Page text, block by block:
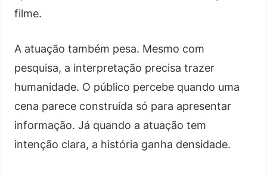
filme.
A atuação também pesa. Mesmo com
pesquisa, a interpretação precisa trazer
humanidade. O público percebe quando uma
cena parece construída só para apresentar
informação. Já quando a atuação tem
intenção clara, a história ganha densidade.